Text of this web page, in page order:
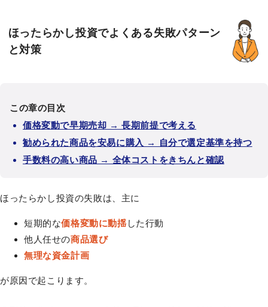
ほったらかし投資でよくある失敗パターン
と対策
この章の目次
価格変動で早期売却 → 長期前提で考える
勧められた商品を安易に購入 → 自分で選定基準を持つ
手数料の高い商品 → 全体コストをきちんと確認
ほったらかし投資の失敗は、主に
短期的な価格変動に動揺した行動
他人任せの商品選び
無理な資金計画
が原因で起こります。